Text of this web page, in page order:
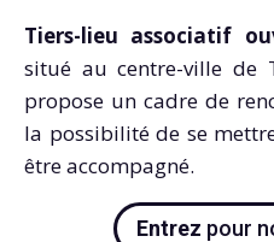
Tiers-lieu associatif
situé au centre-ville de
propose un cadre de
la possibilité de se
être accompagné.
Entrez pour